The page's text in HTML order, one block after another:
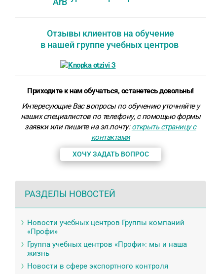
Отзывы клиентов на обучение
в нашей группе учебных центров
Приходите к нам обучаться, останетесь довольны!
Интересующие Вас вопросы по обучению уточняйте у
наших специалистов по телефону, с помощью формы
заявки или пишите на эл.почту:открыть страницу с
контактами
ХОЧУ ЗАДАТЬ ВОПРОС
РАЗДЕЛЫ НОВОСТЕЙ
Новости учебных центров Группы компаний
«Профи»
Группа учебных центров «Профи»: мы и наша
жизнь
Новости в сфере экспортного контроля